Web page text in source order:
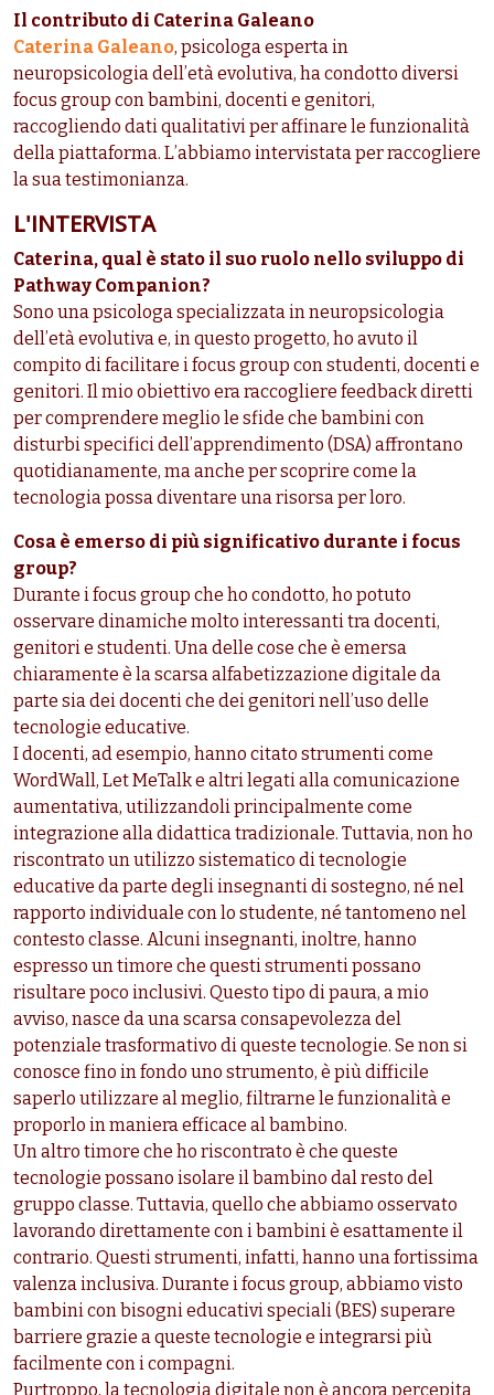
Il contributo di Caterina Galeano
Caterina Galeano, psicologa esperta in
neuropsicologia dell’età evolutiva, ha condotto diversi
focus group con bambini, docenti e genitori,
raccogliendo dati qualitativi per affinare le funzionalità
della piattaforma. L’abbiamo intervistata per raccogliere
la sua testimonianza.
L'INTERVISTA
Caterina, qual è stato il suo ruolo nello sviluppo di
Pathway Companion?
Sono una psicologa specializzata in neuropsicologia
dell’età evolutiva e, in questo progetto, ho avuto il
compito di facilitare i focus group con studenti, docenti e
genitori. Il mio obiettivo era raccogliere feedback diretti
per comprendere meglio le sfide che bambini con
disturbi specifici dell’apprendimento (DSA) affrontano
quotidianamente, ma anche per scoprire come la
tecnologia possa diventare una risorsa per loro.
Cosa è emerso di più significativo durante i focus
group?
Durante i focus group che ho condotto, ho potuto
osservare dinamiche molto interessanti tra docenti,
genitori e studenti. Una delle cose che è emersa
chiaramente è la scarsa alfabetizzazione digitale da
parte sia dei docenti che dei genitori nell’uso delle
tecnologie educative.
I docenti, ad esempio, hanno citato strumenti come
WordWall, Let MeTalk e altri legati alla comunicazione
aumentativa, utilizzandoli principalmente come
integrazione alla didattica tradizionale. Tuttavia, non ho
riscontrato un utilizzo sistematico di tecnologie
educative da parte degli insegnanti di sostegno, né nel
rapporto individuale con lo studente, né tantomeno nel
contesto classe. Alcuni insegnanti, inoltre, hanno
espresso un timore che questi strumenti possano
risultare poco inclusivi. Questo tipo di paura, a mio
avviso, nasce da una scarsa consapevolezza del
potenziale trasformativo di queste tecnologie. Se non si
conosce fino in fondo uno strumento, è più difficile
saperlo utilizzare al meglio, filtrarne le funzionalità e
proporlo in maniera efficace al bambino.
Un altro timore che ho riscontrato è che queste
tecnologie possano isolare il bambino dal resto del
gruppo classe. Tuttavia, quello che abbiamo osservato
lavorando direttamente con i bambini è esattamente il
contrario. Questi strumenti, infatti, hanno una fortissima
valenza inclusiva. Durante i focus group, abbiamo visto
bambini con bisogni educativi speciali (BES) superare
barriere grazie a queste tecnologie e integrarsi più
facilmente con i compagni.
Purtroppo, la tecnologia digitale non è ancora percepita